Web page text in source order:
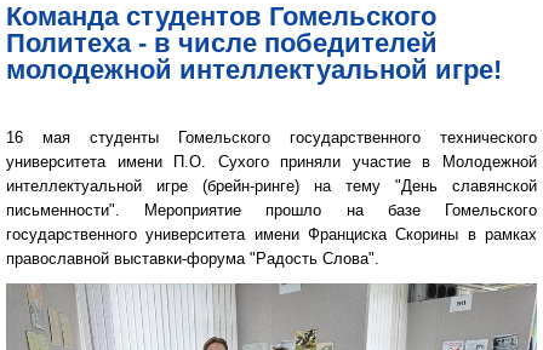
Команда студентов Гомельского
Политеха - в числе победителей
молодежной интеллектуальной игре!
16 мая студенты Гомельского государственного технического
университета имени П.О. Сухого приняли участие в Молодежной
интеллектуальной игре (брейн-ринге) на тему "День славянской
письменности". Мероприятие прошло на базе Гомельского
государственного университета имени Франциска Скорины в рамках
православной выставки-форума "Радость Слова".